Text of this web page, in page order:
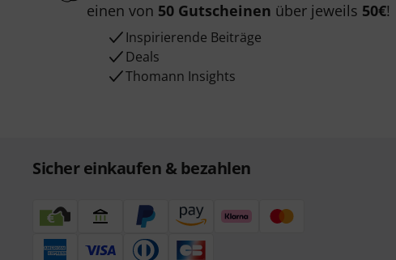
einen von 50 Gutscheinen über jeweils 50€!
Inspirierende Beiträge
Deals
Thomann Insights
Sicher einkaufen & bezahlen